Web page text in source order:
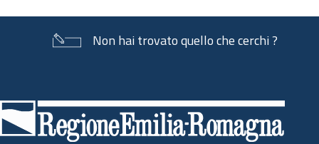
Non hai trovato quello che cerchi ?
di
pagina